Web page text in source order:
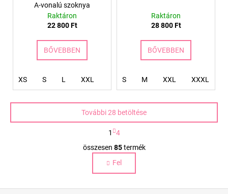
A-vonalú szoknya
Raktáron
22 800 Ft
BŐVEBBEN
XS S L XXL
Raktáron
28 800 Ft
BŐVEBBEN
S M XXL XXXL
L
i
s
t
a
További 28 betöltése
L
a
p
o
z
á
1
4
összesen 85termék
Fel